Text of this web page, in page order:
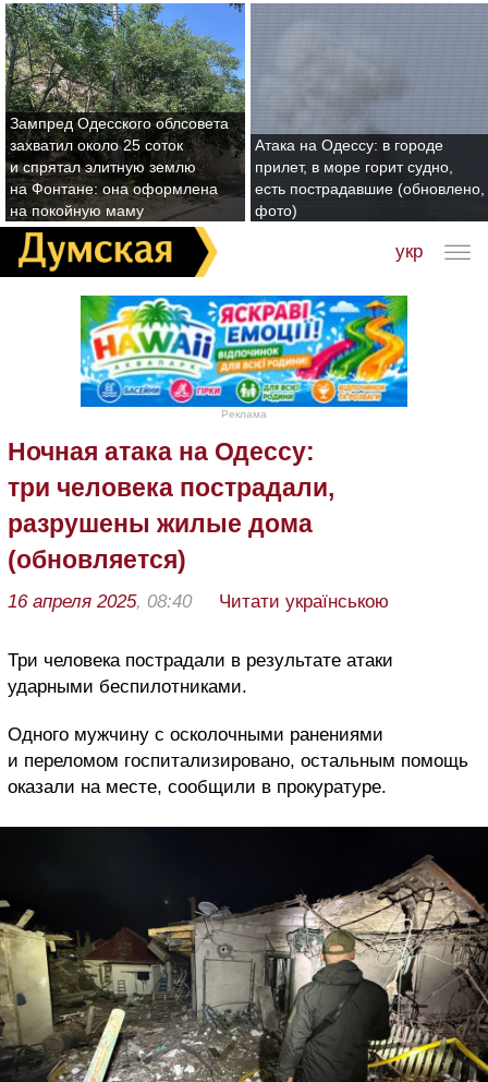
Зампред Одесского облсовета
захватил около 25 соток
и спрятал элитную землю
на Фонтане: она оформлена
на покойную маму
Атака на Одессу: в городе
прилет, в море горит судно,
есть пострадавшие (обновлено,
фото)
укр
Реклама
Ночная атака на Одессу:
три человека пострадали,
разрушены жилые дома
(обновляется)
16 апреля 2025, 08:40 Читати українською
Три человека пострадали в результате атаки
ударными беспилотниками.
Одного мужчину с осколочными ранениями
и переломом госпитализировано, остальным помощь
оказали на месте, сообщили в прокуратуре.